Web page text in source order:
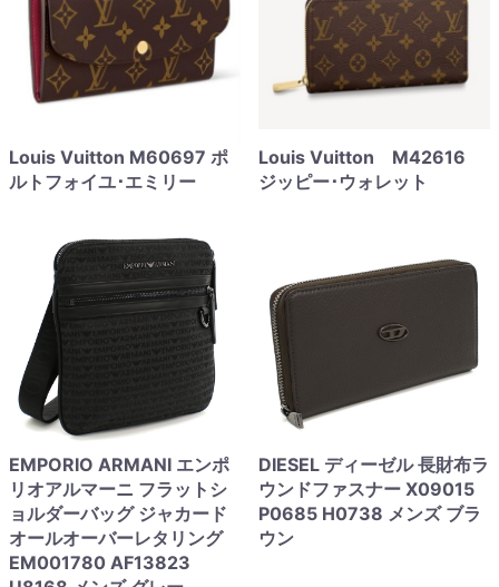
Louis Vuitton M60697 ポ
ルトフォイユ･エミリー
Louis Vuitton M42616
ジッピー･ウォレット
EMPORIO ARMANI エンポ
リオアルマーニ フラットシ
ョルダーバッグ ジャカード
オールオーバーレタリング
EM001780 AF13823
DIESEL ディーゼル 長財布ラ
ウンドファスナー X09015
P0685 H0738 メンズ ブラ
ウン